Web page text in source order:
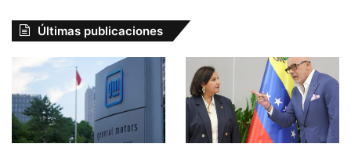
Últimas publicaciones